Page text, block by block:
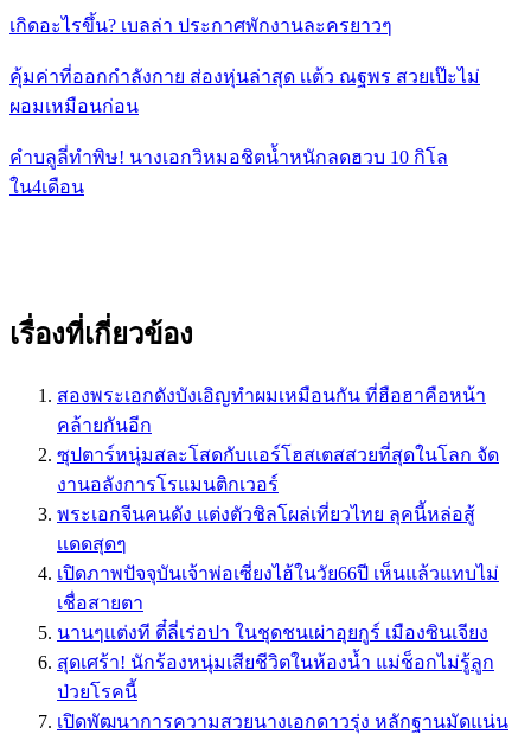
เกิดอะไรขึ้น? เบลล่า ประกาศพักงานละครยาวๆ
คุ้มค่าที่ออกกำลังกาย ส่องหุ่นล่าสุด เเต้ว ณฐพร สวยเป๊ะไม่
ผอมเหมือนก่อน
คำบลูลี่ทำพิษ! นางเอกวิหมอชิตน้ำหนักลดฮวบ 10 กิโล
ใน4เดือน
เรื่องที่เกี่ยวข้อง
สองพระเอกดังบังเอิญทำผมเหมือนกัน ที่ฮือฮาคือหน้า
คล้ายกันอีก
ซุปตาร์หนุ่มสละโสดกับแอร์โฮสเตสสวยที่สุดในโลก จัด
งานอลังการโรแมนติกเวอร์
พระเอกจีนคนดัง เเต่งตัวชิลโผล่เที่ยวไทย ลุคนี้หล่อสู้
เเดดสุดๆ
เปิดภาพปัจจุบันเจ้าพ่อเซี่ยงไฮ้ในวัย66ปี เห็นแล้วแทบไม่
เชื่อสายตา
นานๆแต่งที ตี๋ลี่เร่อปา ในชุดชนเผ่าอุยกูร์ เมืองซินเจียง
สุดเศร้า! นักร้องหนุ่มเสียชีวิตในห้องน้ำ แม่ช็อกไม่รู้ลูก
ป่วยโรคนี้
เปิดพัฒนาการความสวยนางเอกดาวรุ่ง หลักฐานมัดแน่น